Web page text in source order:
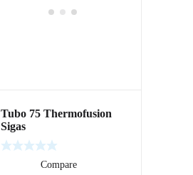
Tubo 75 Thermofusion
Sigas
Compare